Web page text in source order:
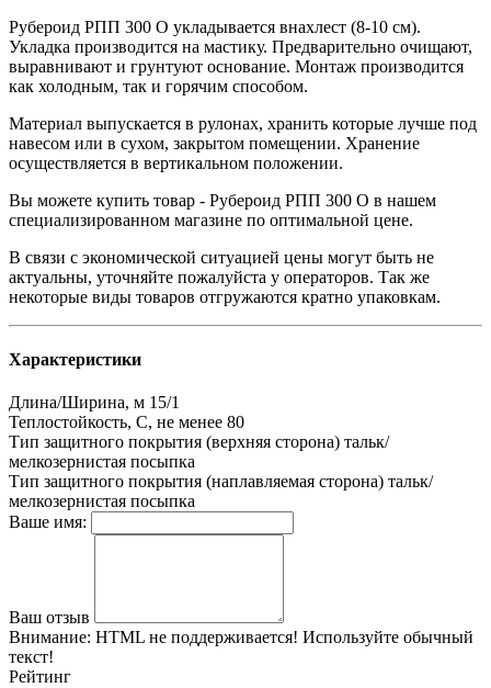
Рубероид РПП 300 О укладывается внахлест (8-10 см).
Укладка производится на мастику. Предварительно очищают,
выравнивают и грунтуют основание. Монтаж производится
как холодным, так и горячим способом.
Материал выпускается в рулонах, хранить которые лучше под
навесом или в сухом, закрытом помещении. Хранение
осуществляется в вертикальном положении.
Вы можете купить товар - Рубероид РПП 300 О в нашем
специализированном магазине по оптимальной цене.
В связи с экономической ситуацией цены могут быть не
актуальны, уточняйте пожалуйста у операторов. Так же
некоторые виды товаров отгружаются кратно упаковкам.
Характеристики
Длина/Ширина, м 15/1
Теплостойкость, С, не менее 80
Тип защитного покрытия (верхняя сторона) тальк/
мелкозернистая посыпка
Тип защитного покрытия (наплавляемая сторона) тальк/
мелкозернистая посыпка
Ваше имя:
Ваш отзыв
Внимание: HTML не поддерживается! Используйте обычный
текст!
Рейтинг